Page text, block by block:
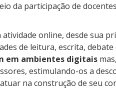
da participação de
atividade online, desde sua
de leitura, escrita, debate
em ambientes digitais
estimulando-os a
na construção de seu